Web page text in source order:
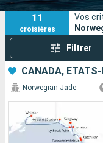
11
croisières
Vos
Filtrer
CANADA, ÉTATS-
Norwegian Jade